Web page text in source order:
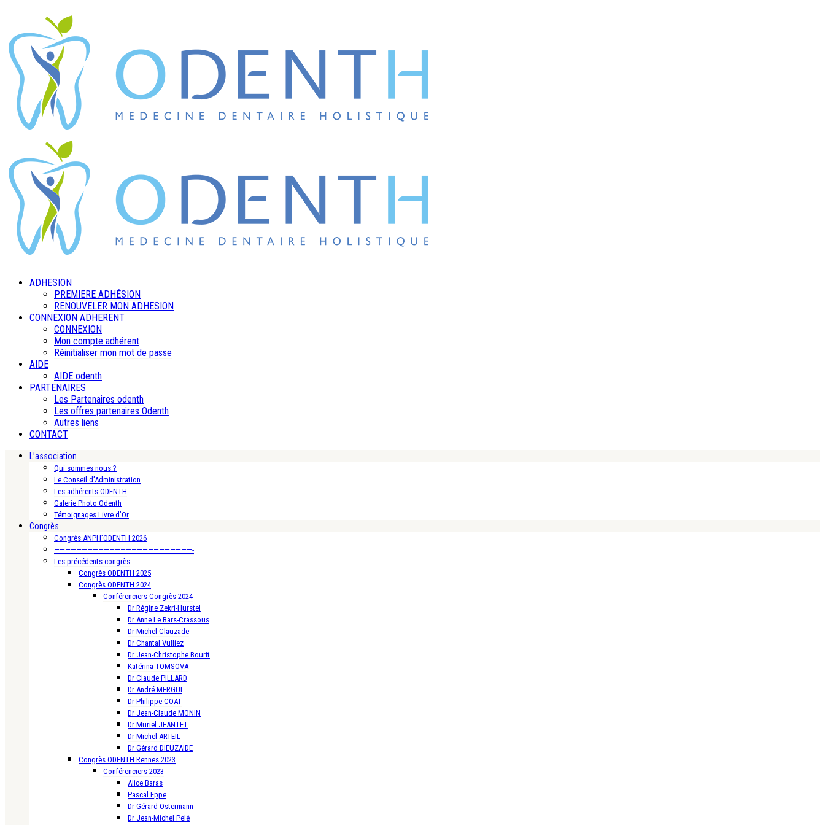
ADHESION
PREMIERE ADHÉSION
RENOUVELER MON ADHESION
CONNEXION ADHERENT
CONNEXION
Mon compte adhérent
Réinitialiser mon mot de passe
AIDE
AIDE odenth
PARTENAIRES
Les Partenaires odenth
Les offres partenaires Odenth
Autres liens
CONTACT
L’association
Qui sommes nous ?
Le Conseil d’Administration
Les adhérents ODENTH
Galerie Photo Odenth
Témoignages Livre d’Or
Congrès
Congrès ANPH’ODENTH 2026
—————————————————————————-
Les précédents congrès
Congrès ODENTH 2025
Congrès ODENTH 2024
Conférenciers Congrès 2024
Dr Régine Zekri-Hurstel
Dr Anne Le Bars-Crassous
Dr Michel Clauzade
Dr Chantal Vulliez
Dr Jean-Christophe Bourit
Katérina TOMSOVA
Dr Claude PILLARD
Dr André MERGUI
Dr Philippe COAT
Dr Jean-Claude MONIN
Dr Muriel JEANTET
Dr Michel ARTEIL
Dr Gérard DIEUZAIDE
Congrès ODENTH Rennes 2023
Conférenciers 2023
Alice Baras
Pascal Eppe
Dr Gérard Ostermann
Dr Jean-Michel Pelé